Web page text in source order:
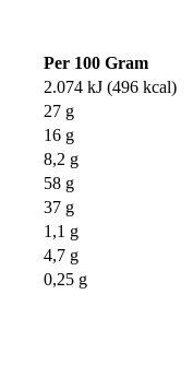
Per 100 Gram
2.074 kJ (496 kcal)
27 g
16 g
8,2 g
58 g
37 g
1,1 g
4,7 g
0,25 g